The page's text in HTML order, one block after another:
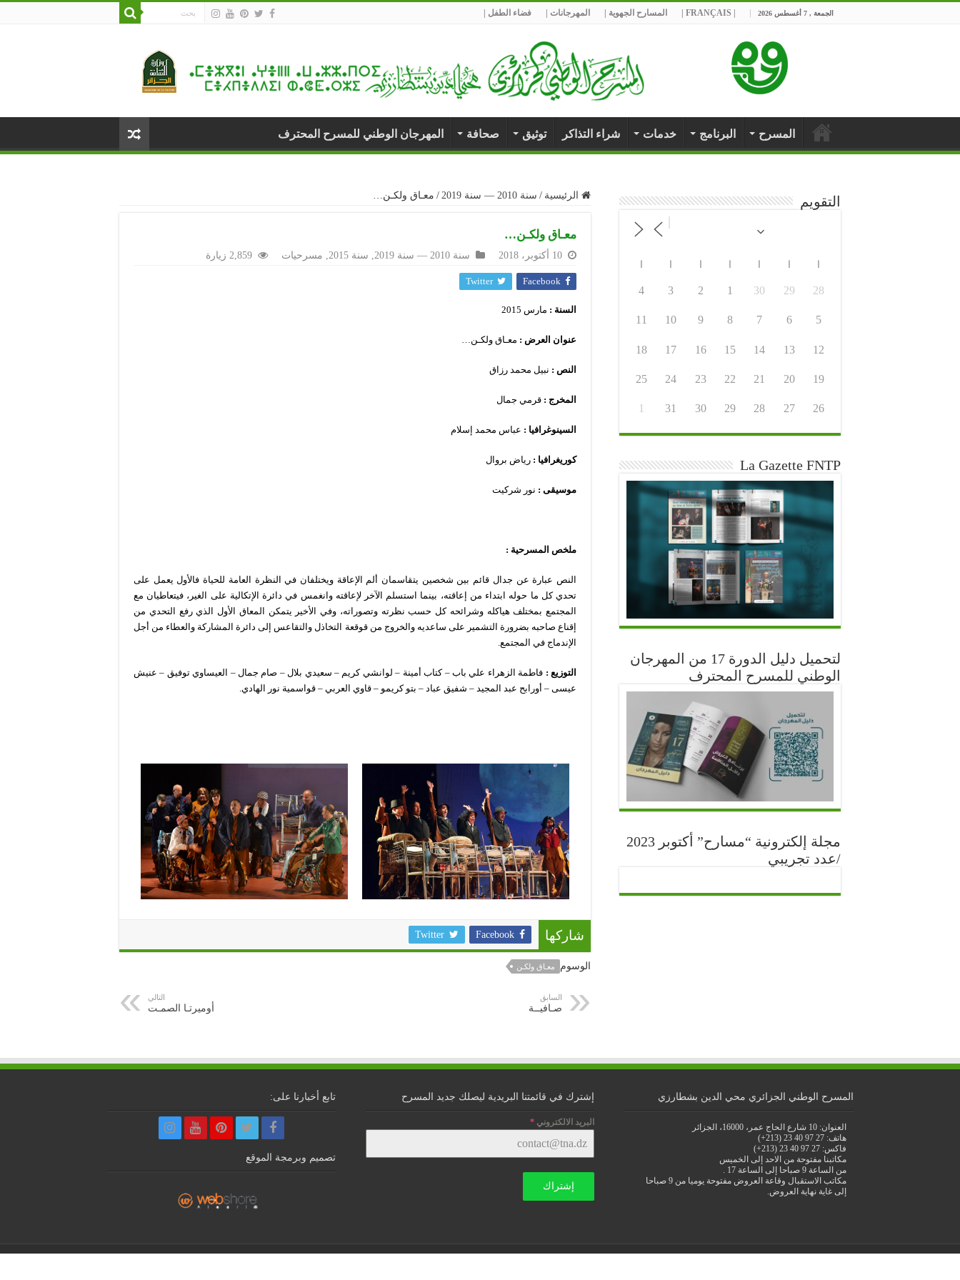
الجمعة , 7 أغسطس 2026 المسارح الجهوية | المهرجانات | فضاء الطفل |
المسرح البرنامج خدمات شراء التذاكر توثيق صحافة المهرجان الوطني للمسرح المحترف
الرئيسية / سنة 2010 — سنة 2019 / معـاق ولكـن…
معـاق ولكـن…
10 أكتوبر، 2018 سنة 2010 — سنة 2019 , سنة 2015 , مسرحيات 2,859 زيارة
Facebook
Twitter
السنة : مارس 2015
عنوان العرض : معـاق ولكـن…
النص : نبيل محمد رزاق
المخرج : قرمي جمال
السينوغرافيا : عباس محمد إسلام
كوريغرافيا : رياض بروال
موسيقى : نور شركيت
ملخص المسرحية :
النص عبارة عن جدال قائم بين شخصين يتقاسمان ألم الإعاقة ويختلفان في النظرة العامة للحياة فالأول يعمل على
تحدي كل ما حوله ابتداء من إعاقته، بينما استسلم الآخر لإعاقته وانغمس في دائرة الإتكالية على الغير، فيتعاطيان مع
المجتمع بمختلف هياكله وشرائحه كل حسب نظرته وتصوراته، وفي الأخير يتمكن المعاق الأول الذي رفع التحدي من
إقناع صاحبه بضرورة التشمير على ساعديه والخروج من قوقعة التخاذل والتقاعس إلى دائرة المشاركة والعطاء من أجل
الإندماج في المجتمع.
التوزيع : فاطمة الزهراء علي باب – كتاب أمينة – لوانشي كريم – سعيدي بلال – صام جمال – العيساوي توفيق – عنيش
عيسى – أورابح عبد المجيد – شفيق عباد – بتو كريمو – قاوي العربي – قواسمية نور الهادي.
شاركها Facebook
Twitter
الوسوم معـاق ولكـن
السابق
صـافيــة
التالي
أوميرتـا الصمـت
التقويم
28
29
30
1
2
3
4
5
6
7
8
9
10
11
12
13
14
15
16
17
18
19
20
21
22
23
24
25
26
27
28
29
30
31
1
La Gazette FNTP
لتحميل دليل الدورة 17 من المهرجان
الوطني للمسرح المحترف
مجلة إلكترونية “مسارح” أكتوبر 2023
/عدد تجريبي
المسرح الوطني الجزائري محي الدين بشطارزي
العنوان: 10 شارع الحاج عمر، 16000، الجزائر
هاتف: 27 97 40 23 (213+)
فاكس: 27 97 40 23 (213+)
مكاتبنا مفتوحة من الاحد إلى الخميس
من الساعة 9 صباحا إلى الساعة 17 .
مكاتب الاستقبال وقاعة العروض مفتوحة يوميا من 9 صباحا
إلى غاية نهاية العروض.
إشترك في قائمتنا البريدية ليصلك جديد المسرح
البريد الالكتروني *
إشتراك
تابع أخبارنا على:
تصميم وبرمجة الموقع